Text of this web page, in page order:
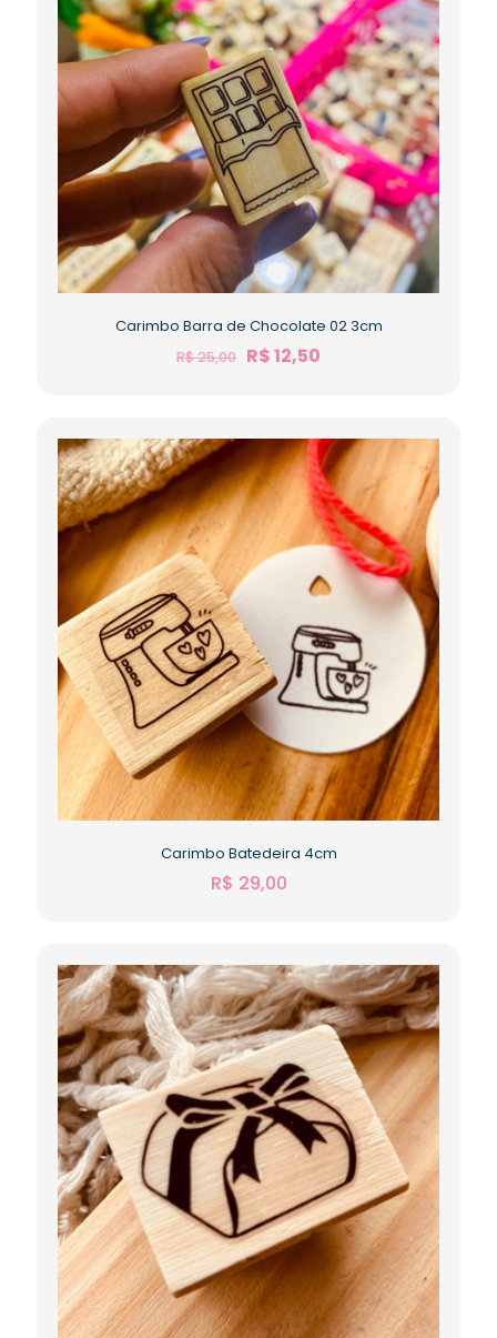
Carimbo Barra de Chocolate 02 3cm
R$25,00 R$12,50
Carimbo Batedeira 4cm
R$ 29,00